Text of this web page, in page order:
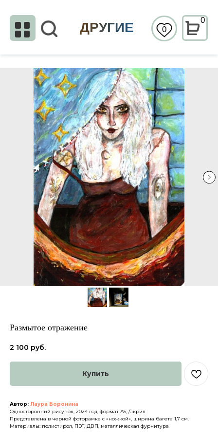
Размытое отражение
2 100 руб.
Купить
Автор: Лаура Боронина
Односторонний рисунок, 2024 год, формат А5, /акрил
Представлена в черной фоторамке с «ножкой», ширина багета 1,7 см.
Материалы: полистирол, ПЭТ, ДВП, металлическая фурнитура
ДРУГИЕ
Каталог
Политика конфиденциальности
О нас
Контакты